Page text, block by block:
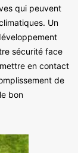
qui peuvent
Un
sécurité face
en contact
de
bon